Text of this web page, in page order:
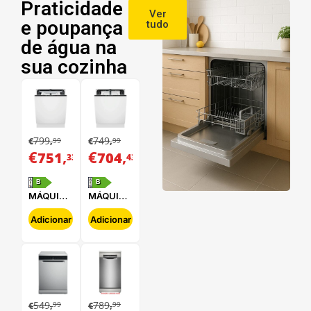
Praticidade
e poupança
de água na
sua cozinha
Ver
tudo
€799,99
€751,33
B
MÁQUINA
DE LAVAR
LOUÇA
ELECTROLUX
E62LB202S
Adicionar
€749,99
€704,43
B
MÁQUINA
DE LAVAR
LOUÇA
ELECTROLUX
E62LB100S
Adicionar
€549,99 €789,99